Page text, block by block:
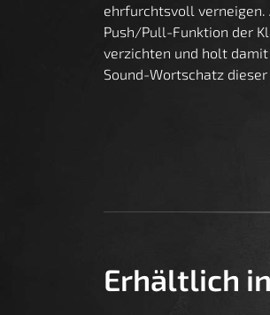
ehrfurchtsvoll
Push/Pull-Funktion der
verzichten und holt
Sound-Wortschatz
Erhältlich